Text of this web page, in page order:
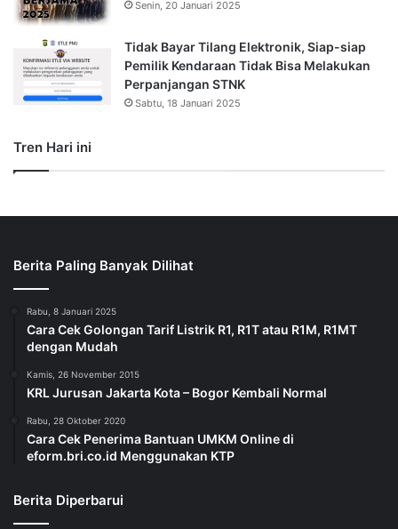
Senin, 20 Januari 2025
Tidak Bayar Tilang Elektronik, Siap-siap
Pemilik Kendaraan Tidak Bisa Melakukan
Perpanjangan STNK
Sabtu, 18 Januari 2025
Tren Hari ini
Berita Paling Banyak Dilihat
Rabu, 8 Januari 2025
Cara Cek Golongan Tarif Listrik R1, R1T atau R1M, R1MT
dengan Mudah
Kamis, 26 November 2015
KRL Jurusan Jakarta Kota – Bogor Kembali Normal
Rabu, 28 Oktober 2020
Cara Cek Penerima Bantuan UMKM Online di
eform.bri.co.id Menggunakan KTP
Berita Diperbarui